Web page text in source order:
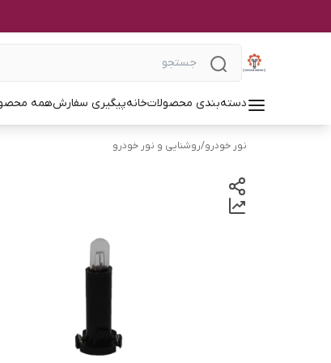
دسته‌بندی محصولاتخانهپیگیری سفارشهمه
نور خودرو/روشنایی و نور خودرو